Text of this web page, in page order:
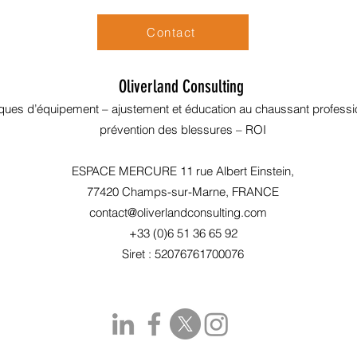
Contact
Oliverland Consulting
d’équipement – ajustement et éducation au chaussant
prévention des blessures – ROI
ESPACE MERCURE 11 rue Albert Einstein,
77420 Champs-sur-Marne, FRANCE
contact@oliverlandconsulting.com
+33 (0)6 51 36 65 92
Siret : 52076761700076